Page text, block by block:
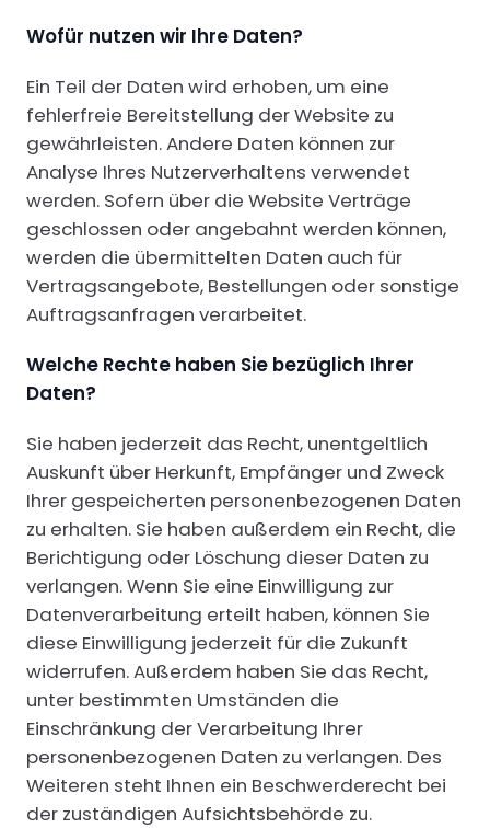
Wofür nutzen wir Ihre Daten?
Ein Teil der Daten wird erhoben, um eine
fehlerfreie Bereitstellung der Website zu
gewährleisten. Andere Daten können zur
Analyse Ihres Nutzerverhaltens verwendet
werden. Sofern über die Website Verträge
geschlossen oder angebahnt werden können,
werden die übermittelten Daten auch für
Vertragsangebote, Bestellungen oder sonstige
Auftragsanfragen verarbeitet.
Welche Rechte haben Sie bezüglich Ihrer
Daten?
Sie haben jederzeit das Recht, unentgeltlich
Auskunft über Herkunft, Empfänger und Zweck
Ihrer gespeicherten personenbezogenen Daten
zu erhalten. Sie haben außerdem ein Recht, die
Berichtigung oder Löschung dieser Daten zu
verlangen. Wenn Sie eine Einwilligung zur
Datenverarbeitung erteilt haben, können Sie
diese Einwilligung jederzeit für die Zukunft
widerrufen. Außerdem haben Sie das Recht,
unter bestimmten Umständen die
Einschränkung der Verarbeitung Ihrer
personenbezogenen Daten zu verlangen. Des
Weiteren steht Ihnen ein Beschwerderecht bei
der zuständigen Aufsichtsbehörde zu.